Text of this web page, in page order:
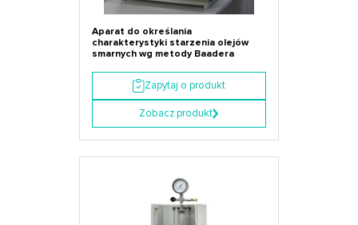
Aparat do określania
charakterystyki starzenia olejów
smarnych wg metody Baadera
Zapytaj o produkt
Zobacz produkt